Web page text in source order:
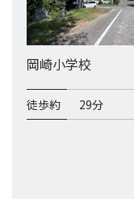
岡崎小学校
徒歩約 29分